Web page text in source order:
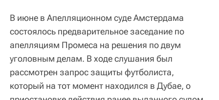
В июне в Апелляционном суде Амстердама
состоялось предварительное заседание по
апелляциям Промеса на решения по двум
уголовным делам. В ходе слушания был
рассмотрен запрос защиты футболиста,
который на тот момент находился в Дубае, о